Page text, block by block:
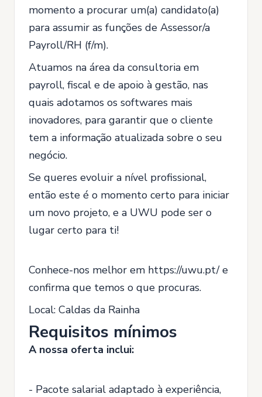
momento a procurar um(a) candidato(a)
para assumir as funções de Assessor/a
Payroll/RH (f/m).
Atuamos na área da consultoria em
payroll, fiscal e de apoio à gestão, nas
quais adotamos os softwares mais
inovadores, para garantir que o cliente
tem a informação atualizada sobre o seu
negócio.
Se queres evoluir a nível profissional,
então este é o momento certo para iniciar
um novo projeto, e a UWU pode ser o
lugar certo para ti!
Conhece-nos melhor em https://uwu.pt/ e
confirma que temos o que procuras.
Local: Caldas da Rainha
Requisitos mínimos
A nossa oferta inclui:
- Pacote salarial adaptado à experiência,